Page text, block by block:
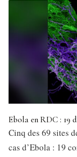
Ebola en RDC : 19
Cinq des 69 sites
cas d’Ebola : 19